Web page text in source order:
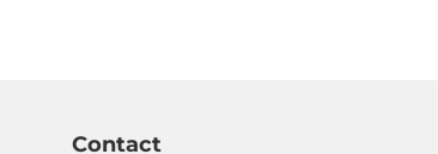
Contact